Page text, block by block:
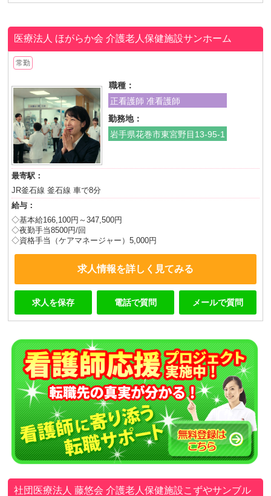
医療法人 ほがらか会介護老人保健施設サンホーム
常勤
職種：
正看護師 准看護師
勤務地：
岩手県花巻市東宮野目13-95-1
最寄駅：
JR釜石線 釜石線 車で8分
給与：
◇基本給166,100円～347,500円
◇夜勤手当8500円/回
◇資格手当（ケアマネージャー）5,000円
求人情報を詳しく見てみる
求人を保存 電話で質問 メールで質問
社団医療法人 藤悠会介護老人保健施設こずやサンブル